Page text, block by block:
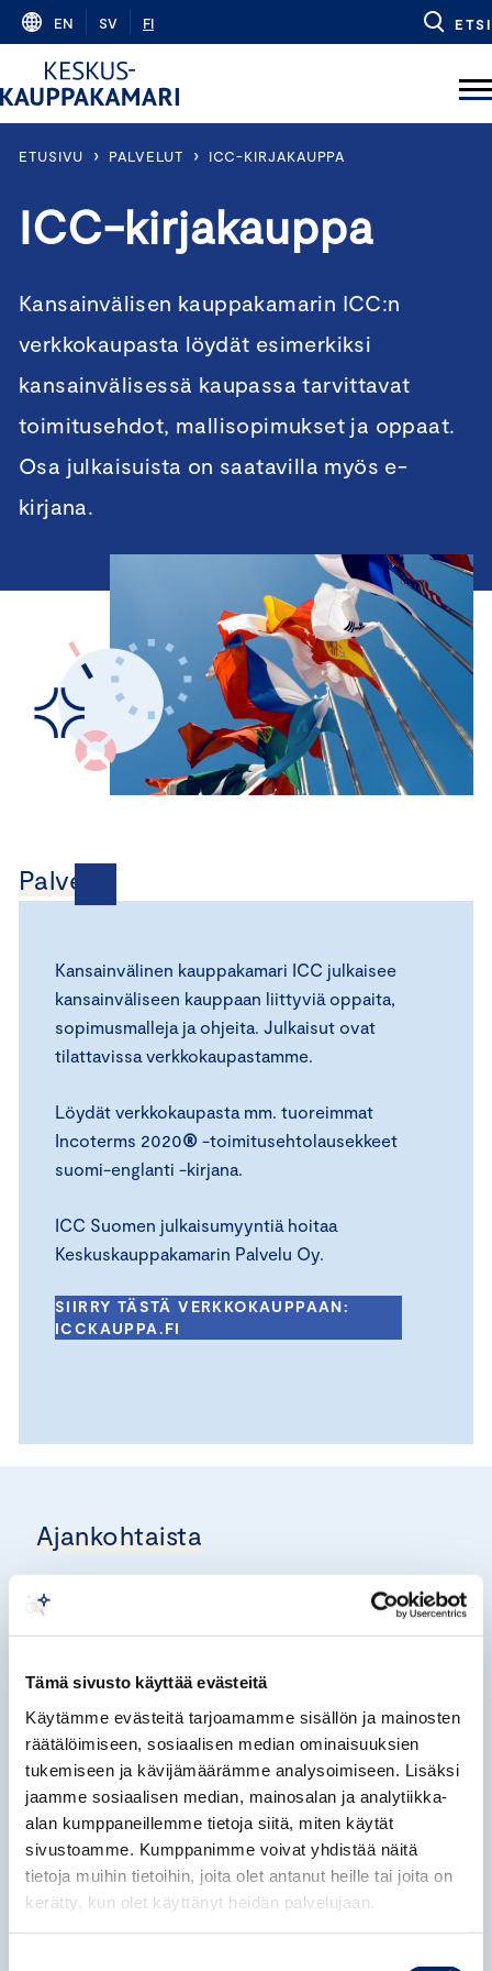
Tämä sivusto käyttää evästeitä
Käytämme evästeitä tarjoamamme sisällön ja mainosten
räätälöimiseen, sosiaalisen median ominaisuuksien
tukemiseen ja kävijämäärämme analysoimiseen. Lisäksi
jaamme sosiaalisen median, mainosalan ja analytiikka-
alan kumppaneillemme tietoja siitä, miten käytät
sivustoamme. Kumppanimme voivat yhdistää näitä
tietoja muihin tietoihin, joita olet antanut heille tai joita on
kerätty, kun olet käyttänyt heidän palvelujaan.
Skip
content
EN SV FI ETSI
ETUSIVU › PALVELUT › ICC-KIRJAKAUPPA
ICC-kirjakauppa
Kansainvälisen kauppakamarin ICC:n
verkkokaupasta löydät esimerkiksi
kansainvälisessä kaupassa tarvittavat
toimitusehdot, mallisopimukset ja oppaat.
Osa julkaisuista on saatavilla myös e-
kirjana.
Palvelut
Kansainvälinen kauppakamari ICC julkaisee
kansainväliseen kauppaan liittyviä oppaita,
sopimusmalleja ja ohjeita. Julkaisut ovat
tilattavissa verkkokaupastamme.
Löydät verkkokaupasta mm. tuoreimmat
Incoterms 2020® -toimitusehtolausekkeet
suomi-englanti -kirjana.
ICC Suomen julkaisumyyntiä hoitaa
Keskuskauppakamarin Palvelu Oy.
SIIRRY TÄSTÄ VERKKOKAUPPAAN:
ICCKAUPPA.FI
Ajankohtaista
konfliktin päättyminen helpottaa
tarvitsevat nyt vakautta
KANSAINVÄLISET ASIAT, JUHO
ROMAKKANIEMI
11.06.2026
Keskuskauppakamari: Puolustusalan